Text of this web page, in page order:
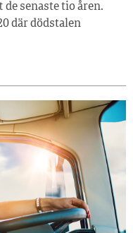
senaste tio åren.
där dödstalen